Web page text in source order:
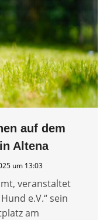
auf dem
Altena
um 13:03
veranstaltet
e.V.“ sein
am